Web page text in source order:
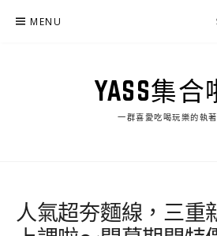
MENU
YASS集合
一群喜愛吃喝玩樂的執
人氣超夯麵線，三重